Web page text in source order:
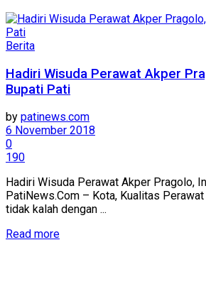
Berita
Hadiri Wisuda Perawat Akper
Bupati Pati
by patinews.com
6 November 2018
0
190
Hadiri Wisuda Perawat Akper Pragolo,
PatiNews.Com – Kota, Kualitas
tidak kalah dengan ...
Read moreDetails